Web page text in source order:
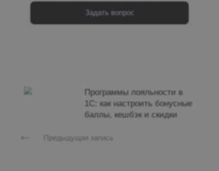
Задать вопрос
Программы лояльности в
1С: как настроить бонусные
баллы, кешбэк и скидки
Предыдущая запись